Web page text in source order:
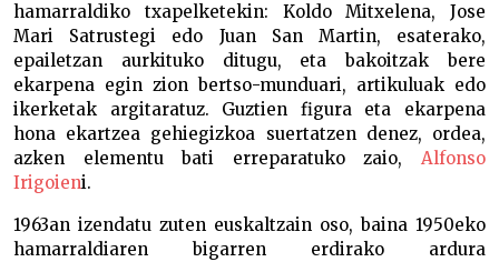
hamarraldiko txapelketekin: Koldo Mitxelena, Jose
Mari Satrustegi edo Juan San Martin, esaterako,
epailetzan aurkituko ditugu, eta bakoitzak bere
ekarpena egin zion bertso-munduari, artikuluak edo
ikerketak argitaratuz. Guztien figura eta ekarpena
hona ekartzea gehiegizkoa suertatzen denez, ordea,
azken elementu bati erreparatuko zaio, Alfonso
Irigoieni.
1963an izendatu zuten euskaltzain oso, baina 1950eko
hamarraldiaren bigarren erdirako ardura